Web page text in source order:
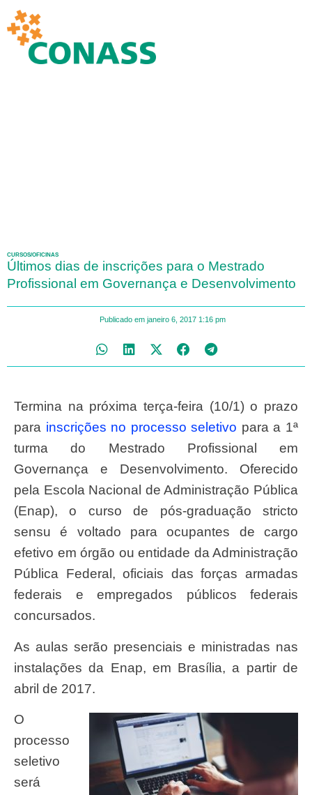
CURSOS/OFICINAS
Últimos dias de inscrições para o Mestrado
Profissional em Governança e Desenvolvimento
Publicado em janeiro 6, 2017 1:16 pm
Termina na próxima terça-feira (10/1) o prazo
para inscrições no processo seletivo para a 1ª
turma do Mestrado Profissional em
Governança e Desenvolvimento. Oferecido
pela Escola Nacional de Administração Pública
(Enap), o curso de pós-graduação stricto
sensu é voltado para ocupantes de cargo
efetivo em órgão ou entidade da Administração
Pública Federal, oficiais das forças armadas
federais e empregados públicos federais
concursados.
As aulas serão presenciais e ministradas nas
instalações da Enap, em Brasília, a partir de
abril de 2017.
O
processo
seletivo
será